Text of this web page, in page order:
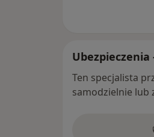
Ten specjalista
samodzielnie lub